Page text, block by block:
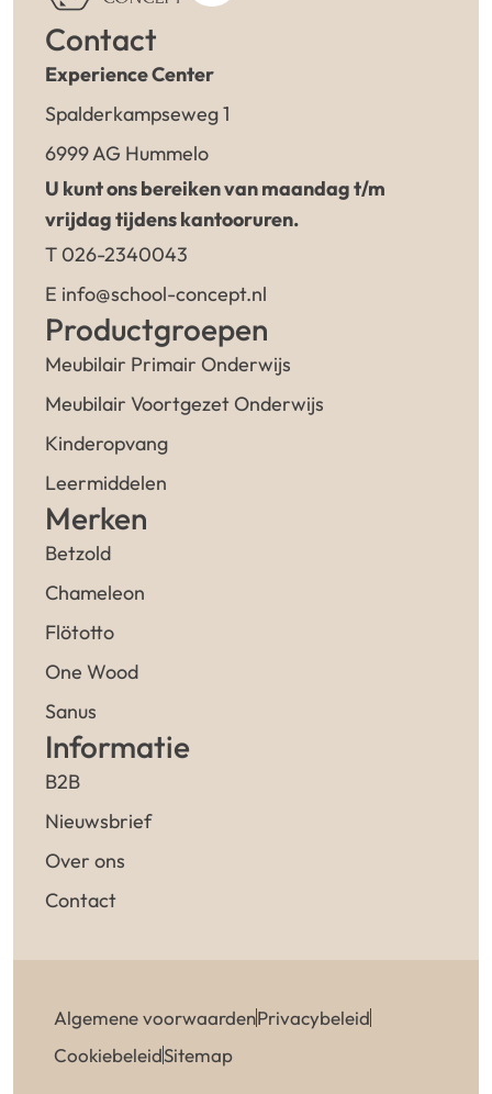
Contact
Experience Center
Spalderkampseweg 1
6999 AG Hummelo
U kunt ons bereiken van maandag t/m
vrijdag tijdens kantooruren.
T 026-2340043
E info@school-concept.nl
Productgroepen
Meubilair Primair Onderwijs
Meubilair Voortgezet Onderwijs
Kinderopvang
Leermiddelen
Merken
Betzold
Chameleon
Flötotto
One Wood
Sanus
Informatie
B2B
Nieuwsbrief
Over ons
Contact
Algemene voorwaardenPrivacybeleid
CookiebeleidSitemap